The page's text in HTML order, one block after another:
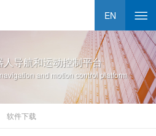
EN
导航和运动控制平台
and motion control platform
软件下载